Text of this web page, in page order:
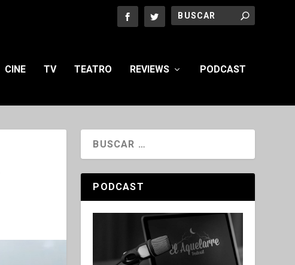
CINE TV TEATRO REVIEWS PODCAST
PODCAST